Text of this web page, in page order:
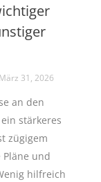
März 31, 2026
an den
stärkeres
zügigem
Pläne und
hilfreich